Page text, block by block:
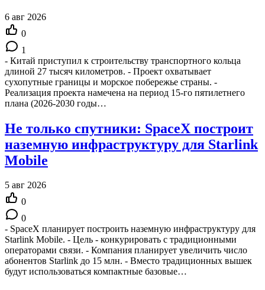
6 авг 2026
0
1
- Китай приступил к строительству транспортного кольца
длиной 27 тысяч километров. - Проект охватывает
сухопутные границы и морское побережье страны. -
Реализация проекта намечена на период 15-го пятилетнего
плана (2026-2030 годы…
Не только спутники: SpaceX построит
наземную инфраструктуру для Starlink
Mobile
5 авг 2026
0
0
- SpaceX планирует построить наземную инфраструктуру для
Starlink Mobile. - Цель - конкурировать с традиционными
операторами связи. - Компания планирует увеличить число
абонентов Starlink до 15 млн. - Вместо традиционных вышек
будут использоваться компактные базовые…